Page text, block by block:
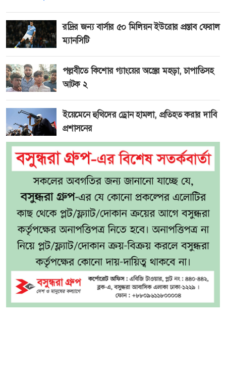
রদ্রির জন্য বার্সার ৫০ মিলিয়ন ইউরোর প্রস্তাব ফেরাল
ম্যানসিটি
পল্লবীতে কিশোর গ্যাংয়ের অস্ত্রের মহড়া, চাপাতিসহ
আটক ২
ইয়েমেনে হুথিদের ড্রোন হামলা, প্রতিহত করার দাবি
প্রশাসনের